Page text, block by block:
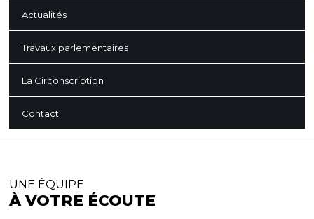
Actualités
Travaux parlementaires
La Circonscription
Contact
UNE ÉQUIPE
À VOTRE ÉCOUTE